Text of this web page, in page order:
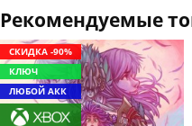
Рекомендуемые
СКИДКА -90%
КЛЮЧ
ЛЮБОЙ АКК